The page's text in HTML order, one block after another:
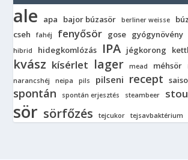
ale apa bajor búzasör berliner weisse
cseh fahéj fenyősör gose gyógynövény
hibrid
hidegkomlózás IPA jégkorong
kvász kísérlet lager mead méhsör
narancshéj neipa pils pilseni recept
spontán spontán erjesztés steambeer
sör sörfőzés tejcukor tejsavbaktérium